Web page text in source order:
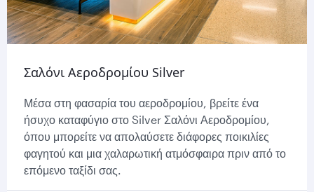
Σαλόνι Αεροδρομίου Silver
Μέσα στη φασαρία του αεροδρομίου, βρείτε ένα
ήσυχο καταφύγιο στο Silver Σαλόνι Αεροδρομίου,
όπου μπορείτε να απολαύσετε διάφορες ποικιλίες
φαγητού και μια χαλαρωτική ατμόσφαιρα πριν από το
επόμενο ταξίδι σας.